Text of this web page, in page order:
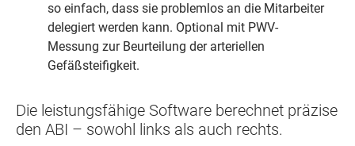
so einfach, dass sie problemlos an die Mitarbeiter
delegiert werden kann. Optional mit PWV-
Messung zur Beurteilung der arteriellen
Gefäßsteifigkeit.
Die leistungsfähige Software berechnet präzise
den ABI – sowohl links als auch rechts.